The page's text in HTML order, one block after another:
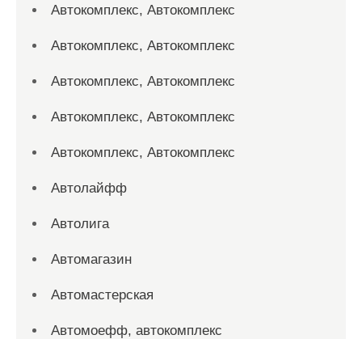
Автокомплекс, Автокомплекс
Автокомплекс, Автокомплекс
Автокомплекс, Автокомплекс
Автокомплекс, Автокомплекс
Автокомплекс, Автокомплекс
Автолайфф
Автолига
Автомагазин
Автомастерская
Автомоефф, автокомплекс